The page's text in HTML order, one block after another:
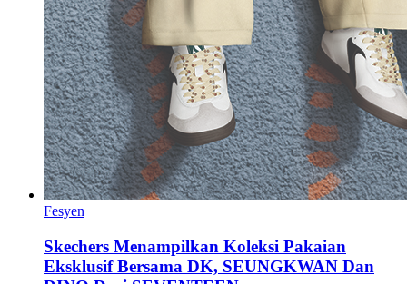
Fesyen
Skechers Menampilkan Koleksi Pakaian
Eksklusif Bersama DK, SEUNGKWAN Dan